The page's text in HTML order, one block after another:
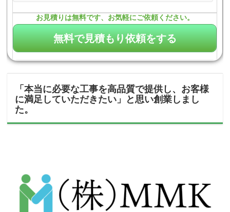
お見積りは無料です、お気軽にご依頼ください。
「本当に必要な工事を高品質で提供し、お客様
に満足していただきたい」と思い創業しまし
た。